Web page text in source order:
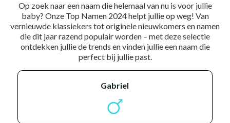
Op zoek naar een naam die helemaal van nu is voor jullie
baby? Onze Top Namen 2024 helpt jullie op weg! Van
vernieuwde klassiekers tot originele nieuwkomers en namen
die dit jaar razend populair worden – met deze selectie
ontdekken jullie de trends en vinden jullie een naam die
perfect bij jullie past.
gabriel